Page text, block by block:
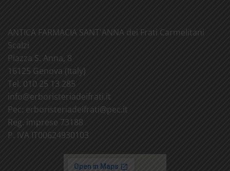
ANTICA FARMACIA SANT'ANNA dei Frati Carmelitani
Scalzi
Piazza S. Anna, 8
16125 Genova (Italy)
Tel. 010 25 13 285
info@erboristeriadeifrati.it
Pec: erboristeriadeifrati@pec.it
Reg. imprese 73188
P. IVA IT00624930103